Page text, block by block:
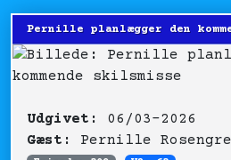
Pernille planlægger den
Udgivet:
06/03-2026
Gæst:
Pernille